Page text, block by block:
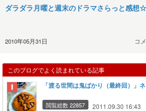
ダラダラ月曜と週末のドラマさらっと感想☆
2010年05月31日 コ
このブログでよく読まれている記事
「渡る世間は鬼ばかり（最終回）」
閲覧総数 22857 2011.09.30 16:43